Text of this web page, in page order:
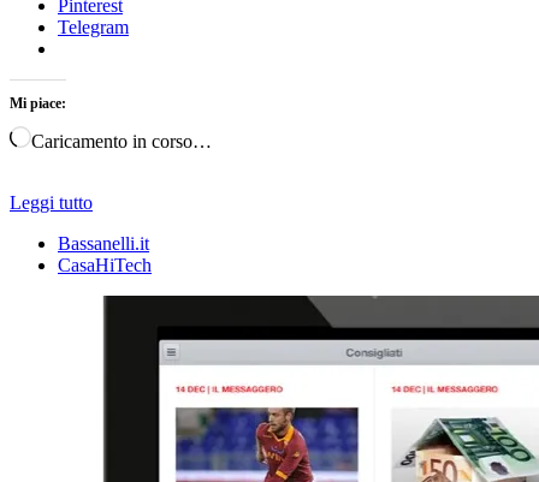
Pinterest
Telegram
Mi piace:
Caricamento in corso…
Leggi tutto
Bassanelli.it
CasaHiTech